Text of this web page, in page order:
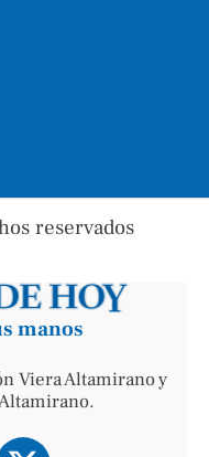
reservados
manos
Viera Altamirano y